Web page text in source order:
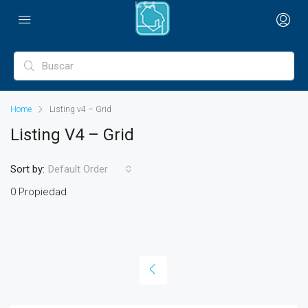
Home Listing v4 – Grid
Listing V4 – Grid
0 Propiedad
Sort by: Default Order